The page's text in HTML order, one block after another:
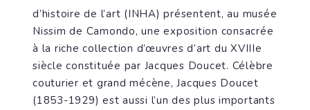
d’histoire de l’art (INHA) présentent, au musée
Nissim de Camondo, une exposition consacrée
à la riche collection d’œuvres d’art du XVIIIe
siècle constituée par Jacques Doucet. Célèbre
couturier et grand mécène, Jacques Doucet
(1853-1929) est aussi l’un des plus importants